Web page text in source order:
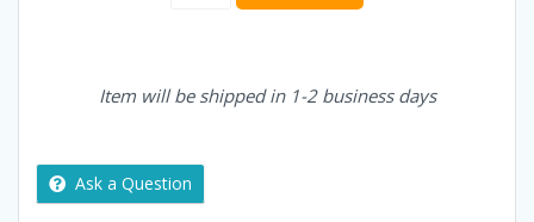
1
Item will be shipped in 1-2 business days
Ask a Question